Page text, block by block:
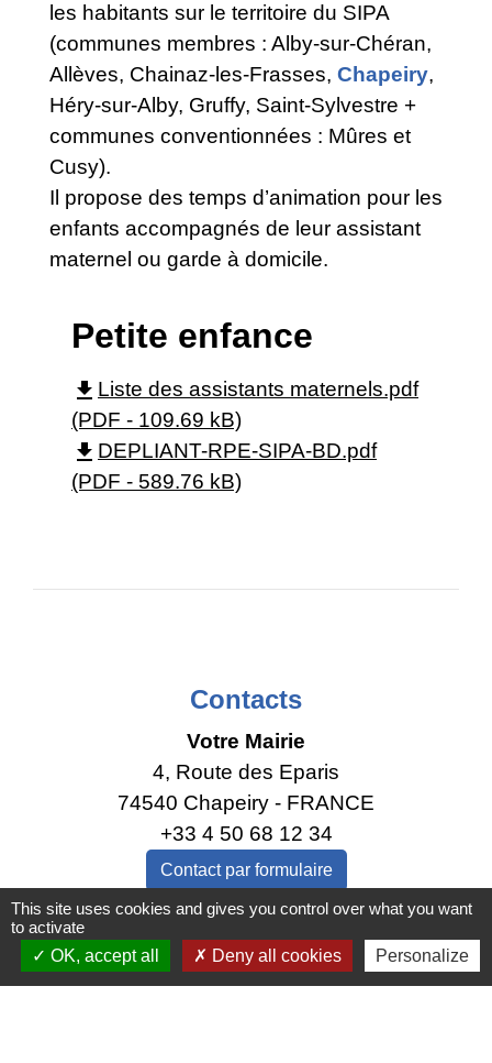
les habitants sur le territoire du SIPA
(communes membres : Alby-sur-Chéran,
Allèves, Chainaz-les-Frasses, Chapeiry,
Héry-sur-Alby, Gruffy, Saint-Sylvestre +
communes conventionnées : Mûres et
Cusy).
Il propose des temps d’animation pour les
enfants accompagnés de leur assistant
maternel ou garde à domicile.
Petite enfance
file_download Liste des assistants maternels.pdf
(PDF - 109.69 kB)
file_download DEPLIANT-RPE-SIPA-BD.pdf
(PDF - 589.76 kB)
Contacts
Votre Mairie
4, Route des Eparis
74540 Chapeiry - FRANCE
+33 4 50 68 12 34
Contact par formulaire
Mercredi : 9h - 12h
This site uses cookies and gives you control over what you want
to activate
OK, accept all
Deny all cookies Personalize